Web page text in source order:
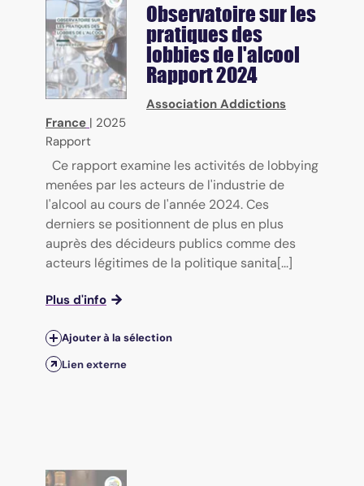
Observatoire sur les
pratiques des
lobbies de l'alcool
Rapport 2024
Association Addictions
France | 2025
Rapport
Ce rapport examine les activités de lobbying
menées par les acteurs de l'industrie de
l'alcool au cours de l'année 2024. Ces
derniers se positionnent de plus en plus
auprès des décideurs publics comme des
acteurs légitimes de la politique sanita[...]
Plus d'info
Ajouter à la sélection
Lien externe